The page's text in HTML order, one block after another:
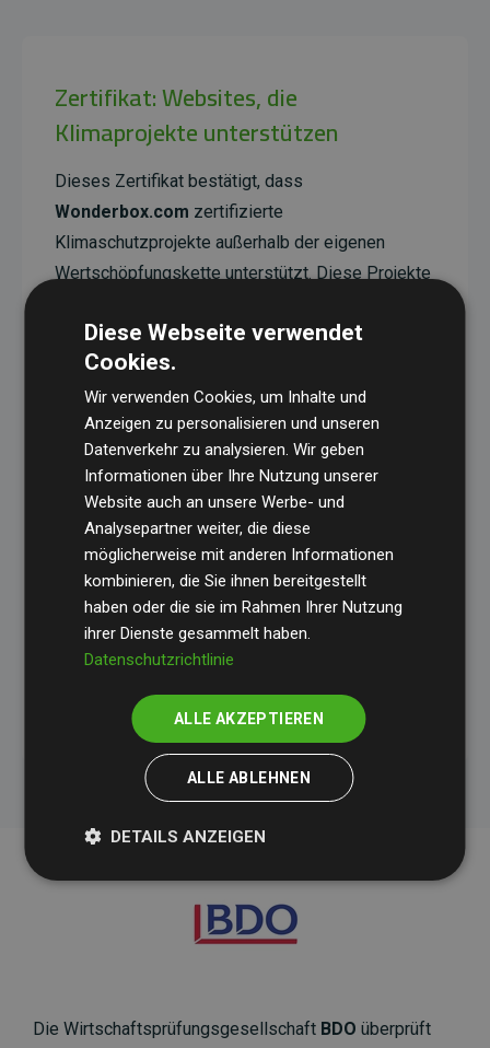
Zertifikat: Websites, die
Klimaprojekte unterstützen
Dieses Zertifikat bestätigt, dass
Wonderbox.com zertifizierte
Klimaschutzprojekte außerhalb der eigenen
Wertschöpfungskette unterstützt. Diese Projekte
Wirkung, die im Durchschnitt dem Doppelten der
geschätzten Emissionen der Website entspricht.
Alle unterstützten Projekte werden durch
Standardverifiziert und erfüllen höchste
Anforderungen an Qualität, tatsächliche
Klimawirkung und Transparenz. Weitere
Informationen zu den einzelnen Projekten finden
Sie hier.
Initiative Websites, die Klimaprojekte unterstützen
Die Wirtschaftsprüfungsgesellschaft BDO überprüft
Diese Webseite verwendet
Cookies.
Wir verwenden Cookies, um Inhalte und
Anzeigen zu personalisieren und unseren
Datenverkehr zu analysieren. Wir geben
Informationen über Ihre Nutzung unserer
Website auch an unsere Werbe- und
Analysepartner weiter, die diese
möglicherweise mit anderen Informationen
kombinieren, die Sie ihnen bereitgestellt
haben oder die sie im Rahmen Ihrer Nutzung
ihrer Dienste gesammelt haben.
Datenschutzrichtlinie
ALLE AKZEPTIEREN
ALLE ABLEHNEN
DETAILS ANZEIGEN